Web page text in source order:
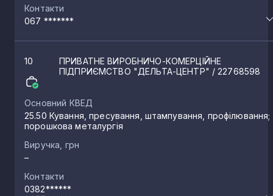
Контакти
067 *******
10
ПРИВАТНЕ ВИРОБНИЧО-КОМЕРЦІЙНЕ
ПІДПРИЄМСТВО "ДЕЛЬТА-ЦЕНТР" / 22768598
Основний КВЕД
25.50 Кування, пресування, штампування, профілювання;
порошкова металургія
Виручка, грн
–
Контакти
0382******